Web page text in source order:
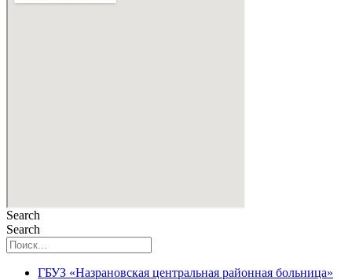
Search
Search
ГБУЗ «Назрановская центральная районная больница»